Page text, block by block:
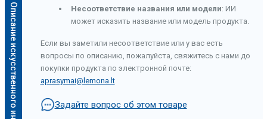
О
п
и
с
а
н
и
е
и
с
к
у
с
с
т
в
е
н
н
о
г
о
и
н
т
е
л
л
е
к
т
а
Несоответствие названия или модели: ИИ
может исказить название или модель продукта.
Если вы заметили несоответствие или у вас есть
вопросы по описанию, пожалуйста, свяжитесь с нами до
покупки продукта по электронной почте:
aprasymai@lemona.lt
Задайте вопрос об этом товаре